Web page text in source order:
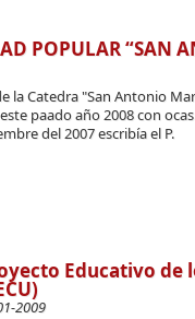
POPULAR “SAN
la Catedra "San Antonio
paado año 2008 con
del 2007 escribía el P.
Educativo de
2009